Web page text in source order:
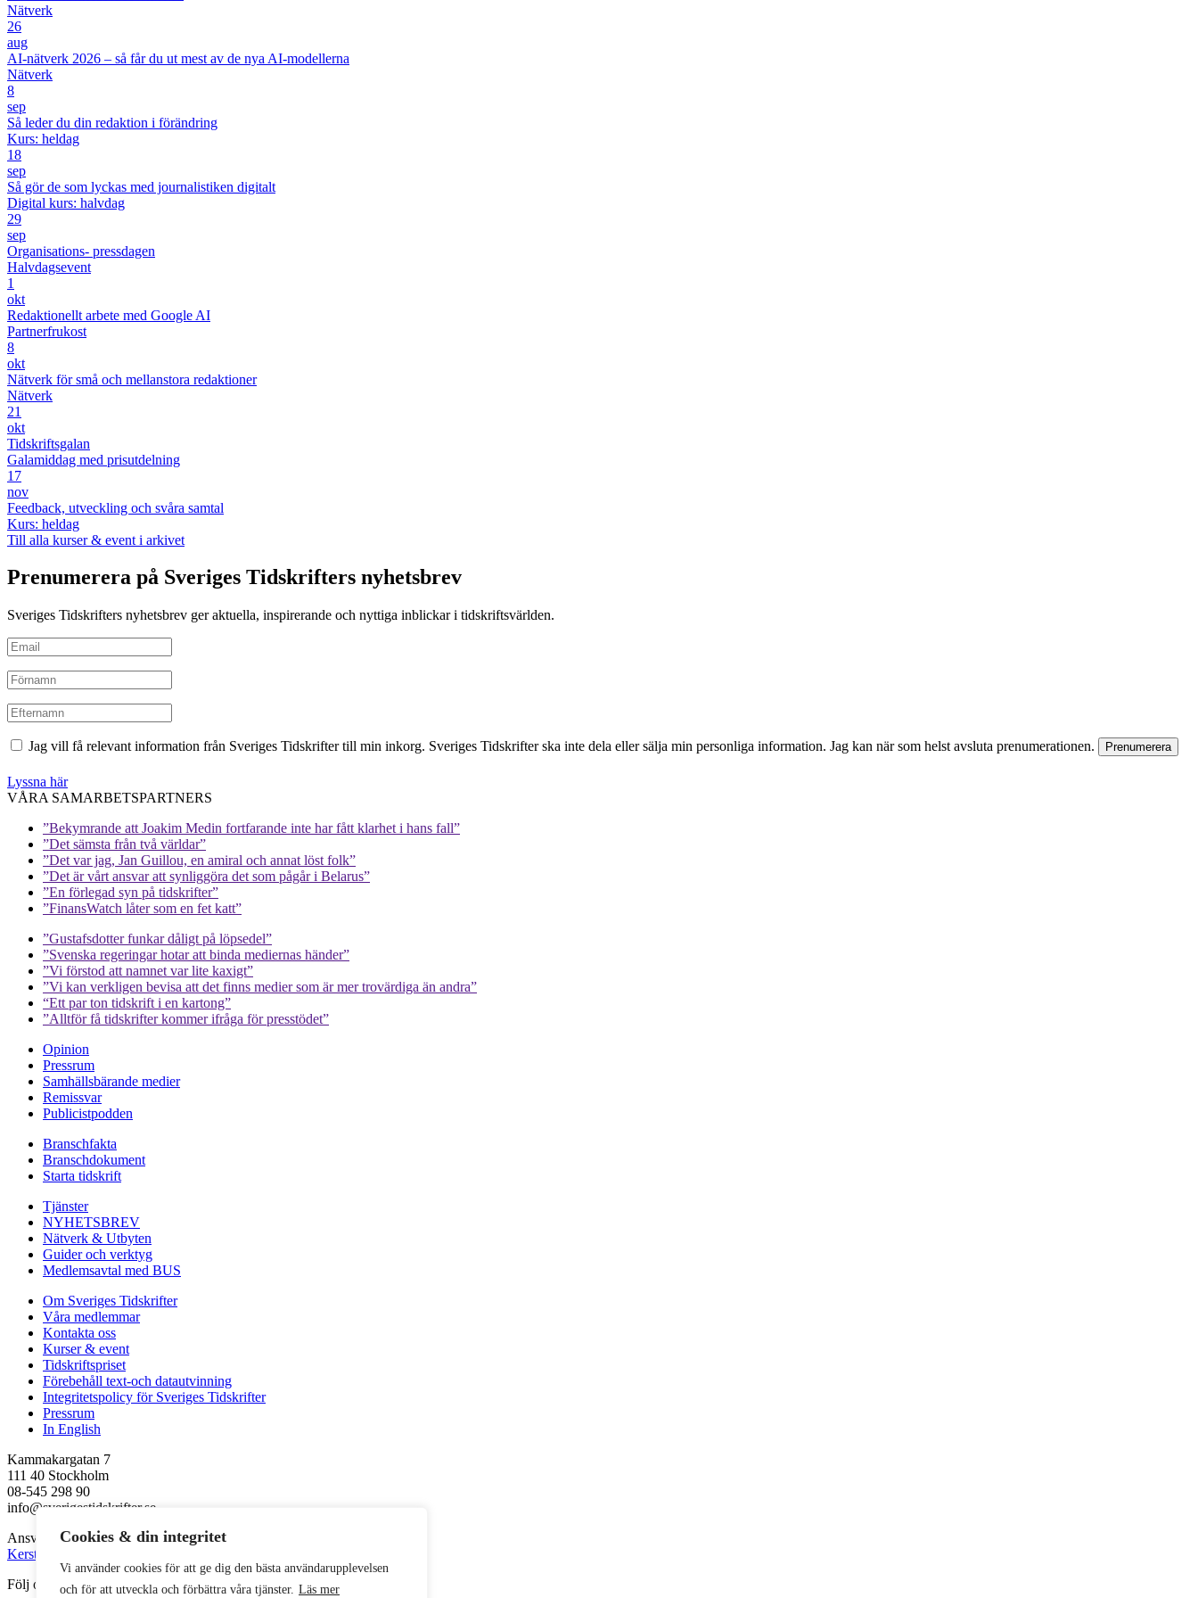
Cookies & din integritet
Vi använder cookies för att ge dig den bästa användarupplevelsen
och för att utveckla och förbättra våra tjänster. Läs mer
Nätverk
26
aug
AI-nätverk 2026 – så får du ut mest av de nya AI-modellerna
Nätverk
8
sep
Så leder du din redaktion i förändring
Kurs: heldag
18
sep
Så gör de som lyckas med journalistiken digitalt
Digital kurs: halvdag
29
sep
Organisations- pressdagen
Halvdagsevent
1
okt
Redaktionellt arbete med Google AI
Partnerfrukost
8
okt
Nätverk för små och mellanstora redaktioner
Nätverk
21
okt
Tidskriftsgalan
Galamiddag med prisutdelning
17
nov
Feedback, utveckling och svåra samtal
Kurs: heldag
Till alla kurser & event i arkivet
Prenumerera på Sveriges Tidskrifters nyhetsbrev
Sveriges Tidskrifters nyhetsbrev ger aktuella, inspirerande och nyttiga inblickar i tidskriftsvärlden.
Jag vill få relevant information från Sveriges Tidskrifter till min inkorg. Sveriges Tidskrifter ska inte dela eller sälja min personliga information. Jag kan när som helst avsluta prenumerationen.
Lyssna här
VÅRA SAMARBETSPARTNERS
”Bekymrande att Joakim Medin fortfarande inte har fått klarhet i hans fall”
”Det sämsta från två världar”
”Det var jag, Jan Guillou, en amiral och annat löst folk”
”Det är vårt ansvar att synliggöra det som pågår i Belarus”
”En förlegad syn på tidskrifter”
”FinansWatch låter som en fet katt”
”Gustafsdotter funkar dåligt på löpsedel”
”Svenska regeringar hotar att binda mediernas händer”
”Vi förstod att namnet var lite kaxigt”
”Vi kan verkligen bevisa att det finns medier som är mer trovärdiga än andra”
“Ett par ton tidskrift i en kartong”
”Alltför få tidskrifter kommer ifråga för presstödet”
Opinion
Pressrum
Samhällsbärande medier
Remissvar
Publicistpodden
Branschfakta
Branschdokument
Starta tidskrift
Tjänster
NYHETSBREV
Nätverk & Utbyten
Guider och verktyg
Medlemsavtal med BUS
Om Sveriges Tidskrifter
Våra medlemmar
Kontakta oss
Kurser & event
Tidskriftspriset
Förebehåll text-och datautvinning
Integritetspolicy för Sveriges Tidskrifter
Pressrum
In English
Kammakargatan 7
111 40 Stockholm
08-545 298 90
info@sverigestidskrifter.se
Ansvarig utgivare
Kerstin Neld
Följ oss